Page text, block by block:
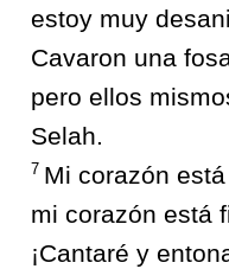
estoy muy
Cavaron una
pero ellos
Selah.
7 Mi corazón
mi corazón está
¡Cantaré y